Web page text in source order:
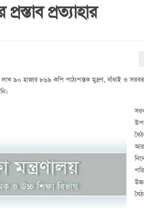
প্রত্যাহার
লাখ ৯০ হাজার ৮৬৯ কপি পাঠ্যপস্তক মুদ্রণ, বাঁধাই ও